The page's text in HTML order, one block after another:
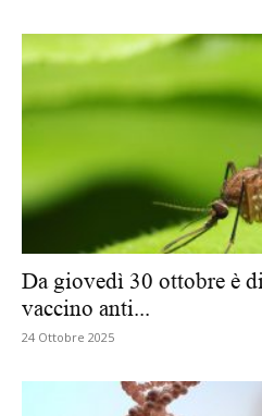
Da giovedì 30 ottobre è
vaccino anti...
24 Ottobre 2025